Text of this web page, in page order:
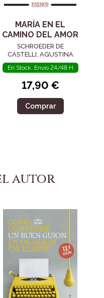
MARÍA EN EL
CAMINO DEL AMOR
SCHROEDER DE
CASTELLI, AGUSTINA
En Stock. Envío 24/48 H
17,90 €
Comprar
autor